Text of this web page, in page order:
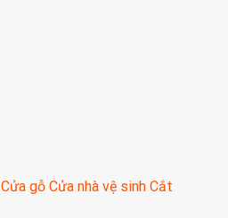
Cửa gỗ Cửa nhà vệ sinh Cắt